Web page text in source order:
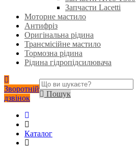
Запчасти Lacetti
Моторне мастило
Антифріз
Оригінальна рідина
Трансмісійне мастило
Тормозна рідина
Рідина гідропідсилювача
Зворотній
дзвінок
Пошук
Каталог